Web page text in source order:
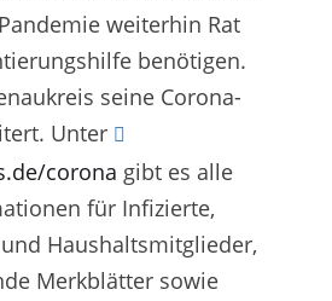
weiterhin Rat
benötigen.
seine Corona-
Unter
corona gibt es alle
für Infizierte,
Haushaltsmitglieder,
Merkblätter sowie